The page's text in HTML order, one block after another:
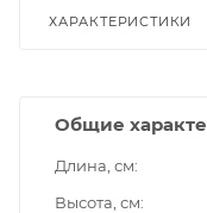
ХАРАКТЕРИСТИКИ
Общие
Длина, см
Высота, см